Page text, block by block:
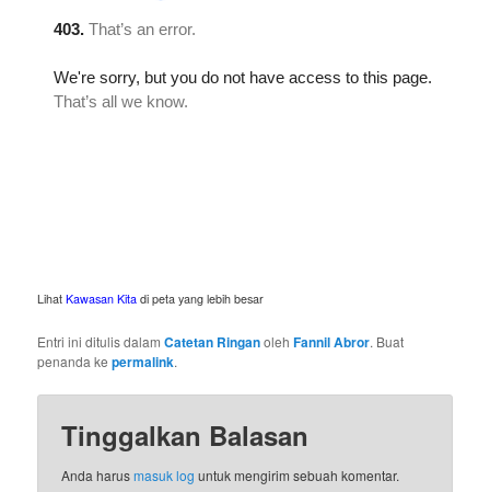
LihatKawasan Kita di peta yang lebih besar
Entri ini ditulis dalamCatetan RinganolehFannil Abror. Buat
penanda kepermalink.
Tinggalkan Balasan
Anda harusmasuk log untuk mengirim sebuah komentar.